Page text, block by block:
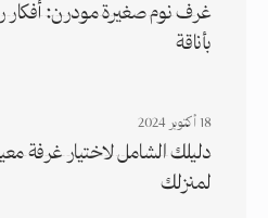
غرف نوم صغيرة مودرن: أفكار
بأناقة
18 أكتوبر 2024
دليلك الشامل لاختيار غرفة
لمنزلك